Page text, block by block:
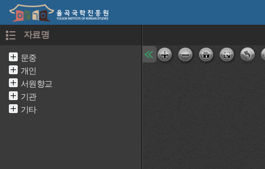
자료명
문중
개인
서원향교
기관
기타